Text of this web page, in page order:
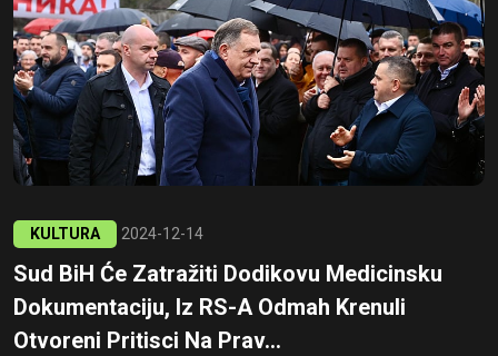
KULTURA 2024-12-14
Sud BiH Će Zatražiti Dodikovu Medicinsku
Dokumentaciju, Iz RS-A Odmah Krenuli
Otvoreni Pritisci Na Prav...